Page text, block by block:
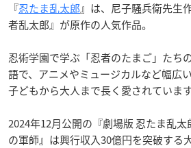
『忍たま乱太郎』は、尼子騒兵衛先生
者乱太郎』が原作の人気作品。
忍術学園で学ぶ「忍者のたまご」たち
語で、アニメやミュージカルなど幅広
子どもから大人まで長く愛されています
2024年12月公開の『劇場版 忍たま乱
の軍師』は興行収入30億円を突破する